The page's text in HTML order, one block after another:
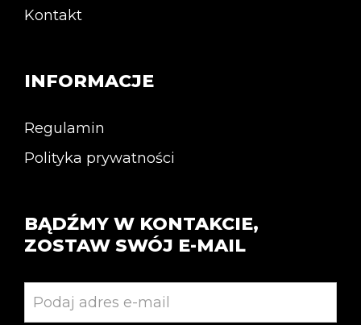
Kontakt
INFORMACJE
Regulamin
Polityka prywatności
BĄDŹMY W KONTAKCIE,
ZOSTAW SWÓJ E-MAIL